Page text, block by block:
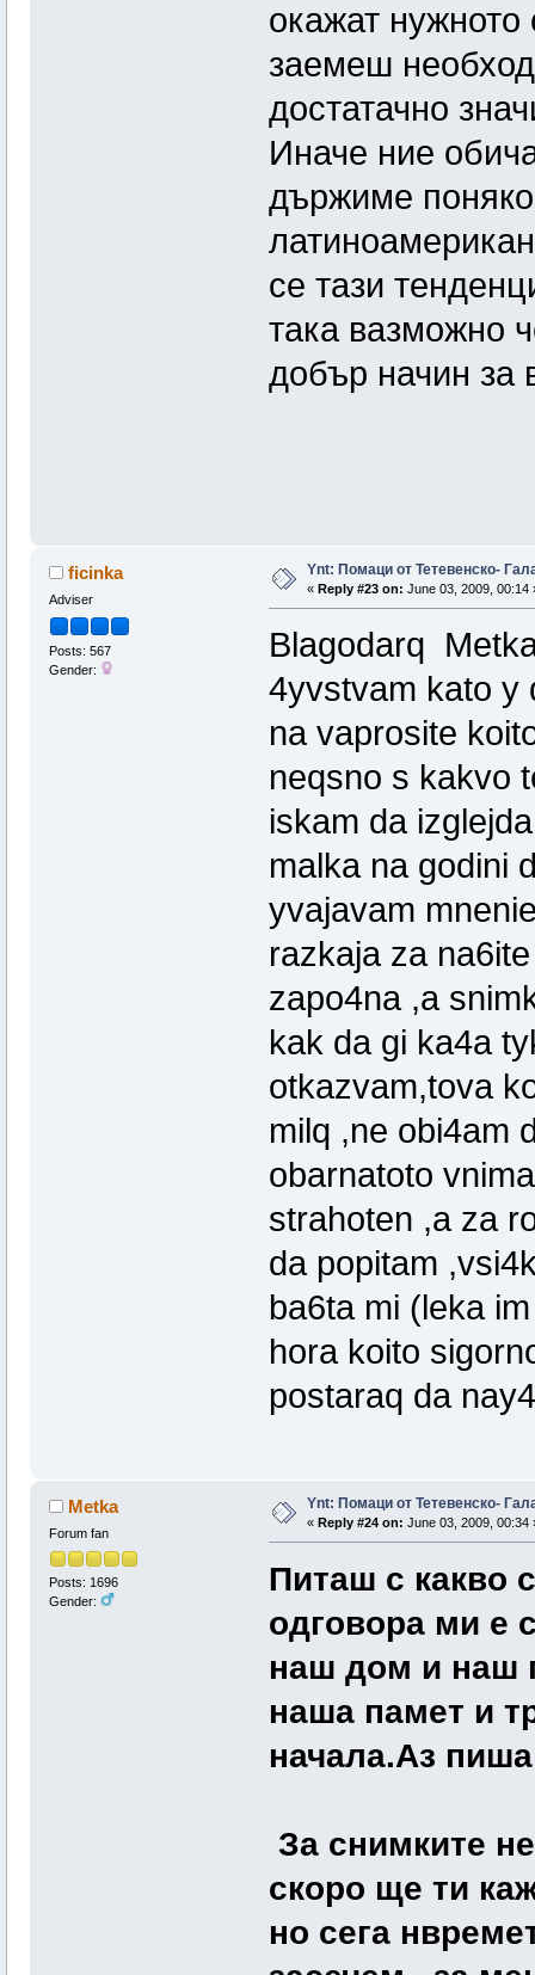
окажат нужното
заемеш
достатачно
Иначе ние
държиме
се тази
така вазможно
добър начин за
ficinka
Adviser
Posts: 567
Gender:
Ynt: Помаци от Тетевенско-
« Reply #23 on: June 03, 2009, 00:14
Blagodarq
4yvstvam kato y
na vaprosite
neqsno s kakvo
iskam da
malka na godini
yvajavam
razkaja za
zapo4na ,a
kak da gi ka4a
otkazvam,tova
milq ,ne obi4am
obarnatoto
strahoten ,a za
da popitam
ba6ta mi (leka
hora koito
postaraq da
Metka
Forum fan
Posts: 1696
Gender:
Ynt: Помаци от Тетевенско-
« Reply #24 on: June 03, 2009, 00:34
Питаш с какво
одговора ми е
наш дом и наш
наша памет и
начала.Аз
За снимките
скоро ще ти
но сега